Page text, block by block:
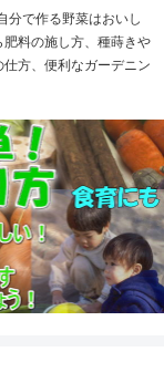
分で作る野菜はおいし
料の施し方、種蒔きや
方、便利なガーデニン